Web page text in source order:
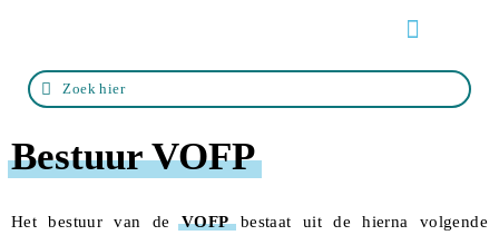
Bestuur VOFP
Het bestuur van deVOFPbestaat uit de hierna volgende